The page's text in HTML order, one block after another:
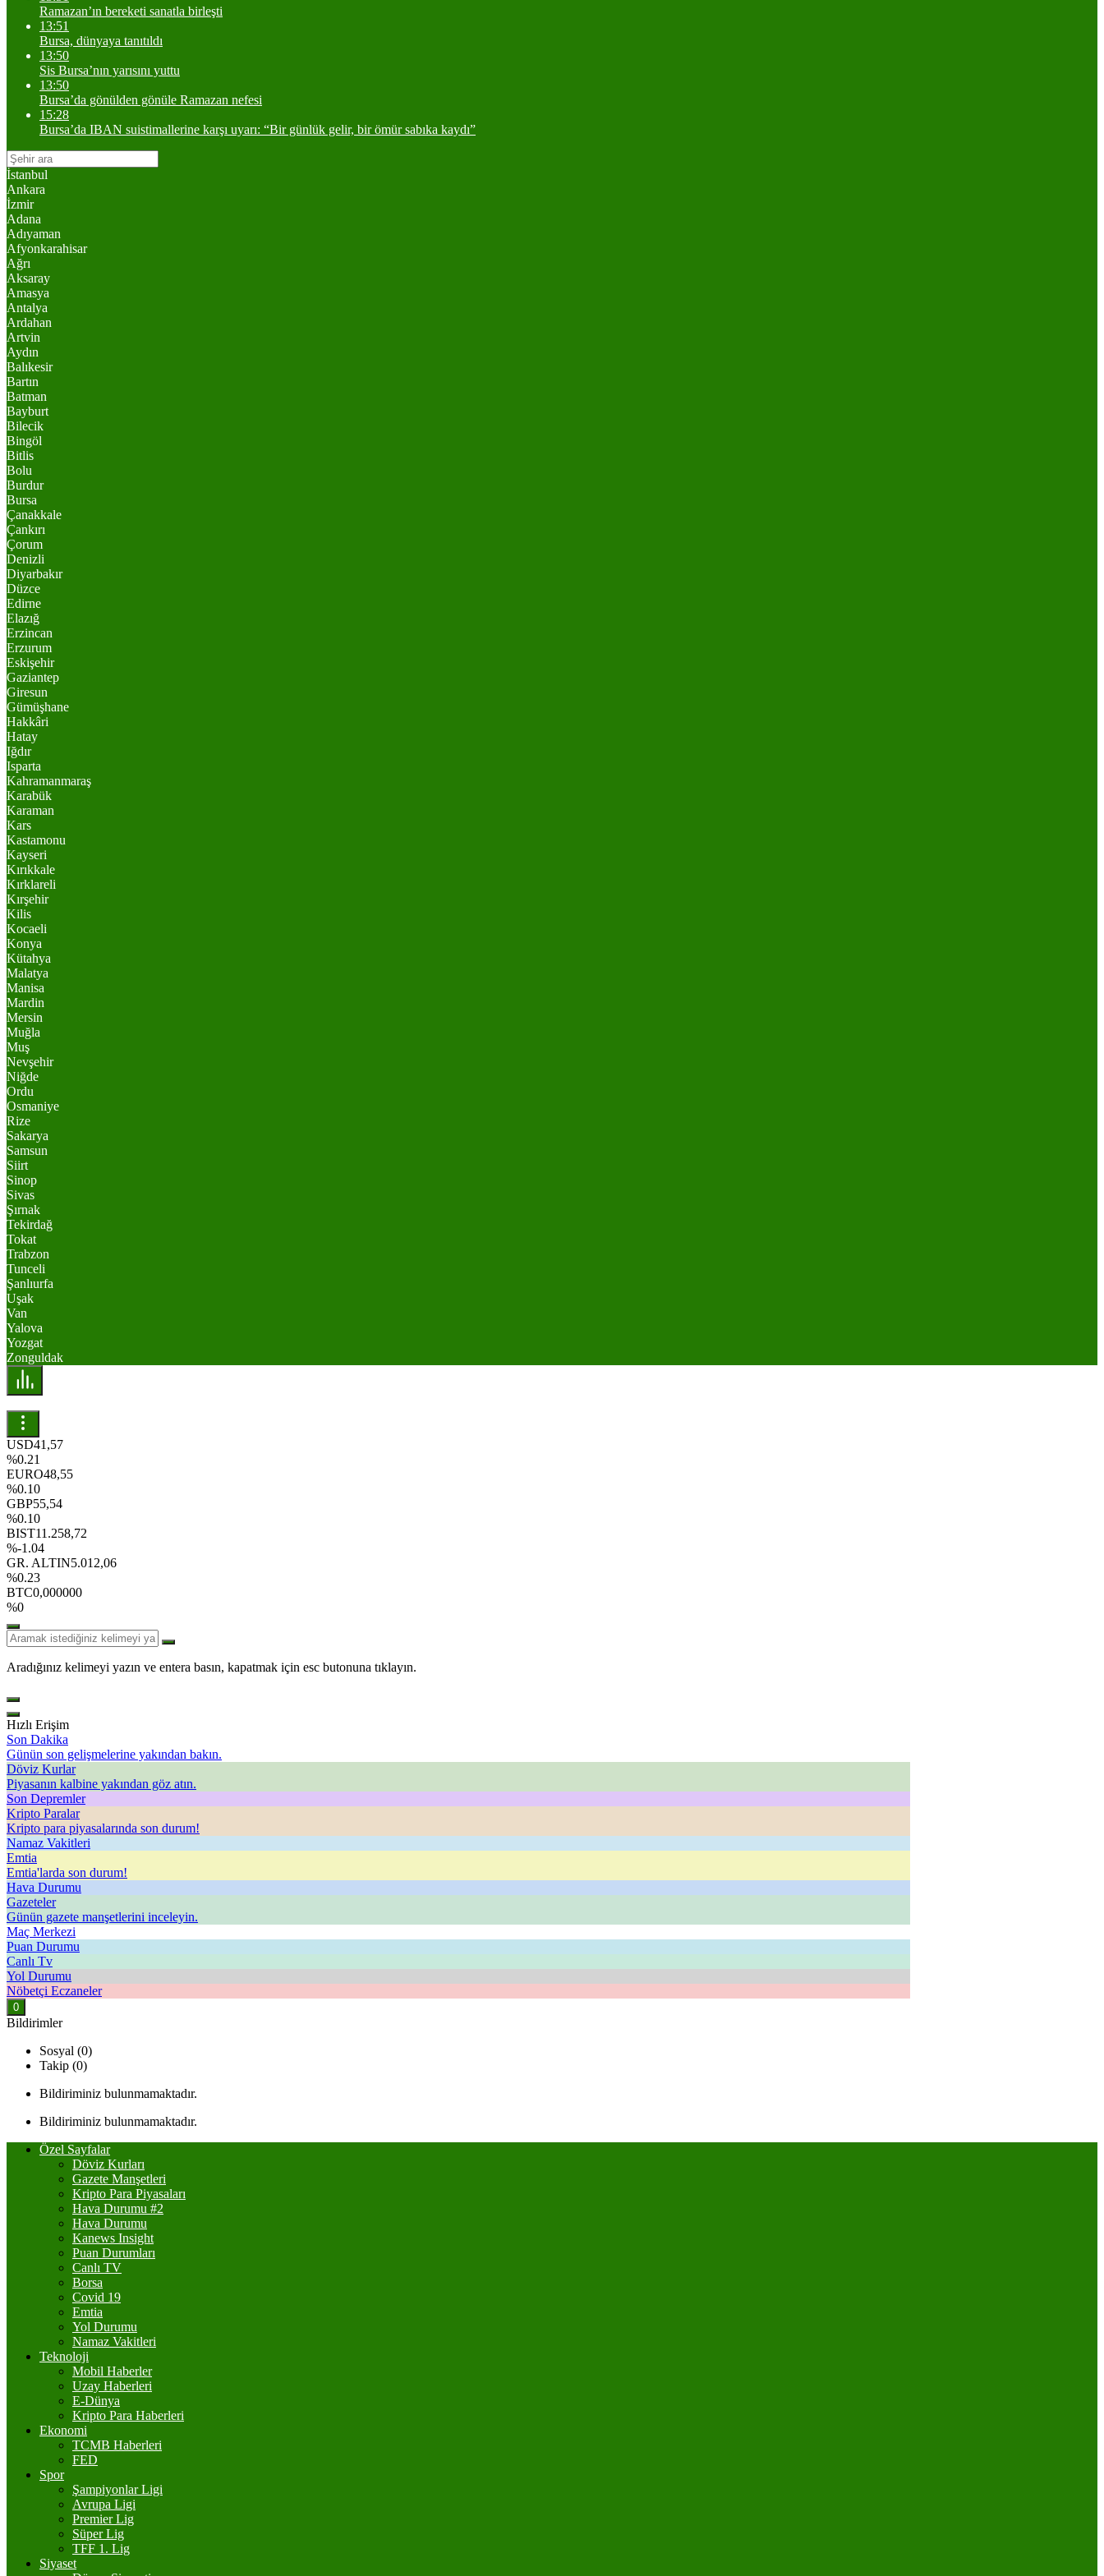
Ramazan’ın bereketi sanatla birleşti
13:51
Bursa, dünyaya tanıtıldı
13:50
Sis Bursa’nın yarısını yuttu
13:50
Bursa’da gönülden gönüle Ramazan nefesi
15:28
Bursa’da IBAN suistimallerine karşı uyarı: “Bir günlük gelir, bir ömür sabıka kaydı”
İstanbul
Ankara
İzmir
Adana
Adıyaman
Afyonkarahisar
Ağrı
Aksaray
Amasya
Antalya
Ardahan
Artvin
Aydın
Balıkesir
Bartın
Batman
Bayburt
Bilecik
Bingöl
Bitlis
Bolu
Burdur
Bursa
Çanakkale
Çankırı
Çorum
Denizli
Diyarbakır
Düzce
Edirne
Elazığ
Erzincan
Erzurum
Eskişehir
Gaziantep
Giresun
Gümüşhane
Hakkâri
Hatay
Iğdır
Isparta
Kahramanmaraş
Karabük
Karaman
Kars
Kastamonu
Kayseri
Kırıkkale
Kırklareli
Kırşehir
Kilis
Kocaeli
Konya
Kütahya
Malatya
Manisa
Mardin
Mersin
Muğla
Muş
Nevşehir
Niğde
Ordu
Osmaniye
Rize
Sakarya
Samsun
Siirt
Sinop
Sivas
Şırnak
Tekirdağ
Tokat
Trabzon
Tunceli
Şanlıurfa
Uşak
Van
Yalova
Yozgat
Zonguldak
USD41,57
%0.21
EURO48,55
%0.10
GBP55,54
%0.10
BIST11.258,72
%-1.04
GR. ALTIN5.012,06
%0.23
BTC0,000000
%0
Aradığınız kelimeyi yazın ve entera basın, kapatmak için esc butonuna tıklayın.
Hızlı Erişim
Son Dakika
Günün son gelişmelerine yakından bakın.
Döviz Kurlar
Piyasanın kalbine yakından göz atın.
Son Depremler
Kripto Paralar
Kripto para piyasalarında son durum!
Namaz Vakitleri
Emtia
Emtia'larda son durum!
Hava Durumu
Gazeteler
Günün gazete manşetlerini inceleyin.
Maç Merkezi
Puan Durumu
Canlı Tv
Yol Durumu
Nöbetçi Eczaneler
0
Bildirimler
Sosyal (0)
Takip (0)
Bildiriminiz bulunmamaktadır.
Bildiriminiz bulunmamaktadır.
Özel Sayfalar
Döviz Kurları
Gazete Manşetleri
Kripto Para Piyasaları
Hava Durumu #2
Hava Durumu
Kanews Insight
Puan Durumları
Canlı TV
Borsa
Covid 19
Emtia
Yol Durumu
Namaz Vakitleri
Teknoloji
Mobil Haberler
Uzay Haberleri
E-Dünya
Kripto Para Haberleri
Ekonomi
TCMB Haberleri
FED
Spor
Şampiyonlar Ligi
Avrupa Ligi
Premier Lig
Süper Lig
TFF 1. Lig
Siyaset